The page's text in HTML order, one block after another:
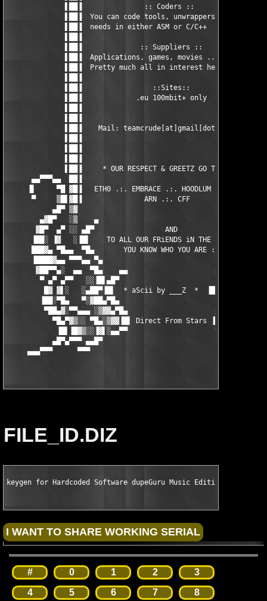
*  ▐█▌▀██▄░
▐██░▀█▄   ▀░▓██▄▀█▄
▀██▄▓░▀▀▄▄▄ ░▒▓▓▄▀█▄
▀█▄▀▓▒░░ ▀█▄░▒▓▓▐█▌ Direct From Stars
▐█▌▐█▓▒░░▐▓▌░▄▄▀▀
▄█▀▄▀▀▀ ▄▄█▀
▄▄▄▀▀▀      ▀▀▀
FILE_ID.DIZ
keygen for Hardcoded Software dupeGuru Music Edition v5.4.0
# 0 1 2
3
4
5 6 7 8